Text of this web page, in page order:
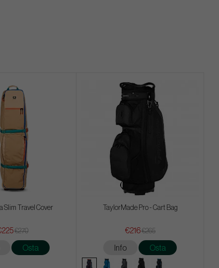
Slim Travel Cover
€270
Osta
TaylorMade Pro - Cart Bag
€216€265
Info Osta